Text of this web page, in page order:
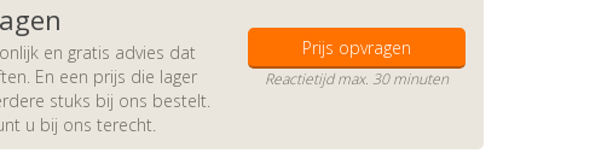
en gratis advies dat
En een prijs die lager
stuks bij ons bestelt.
u bij ons terecht.
Prijs opvragen
Reactietijd max. 30 minuten